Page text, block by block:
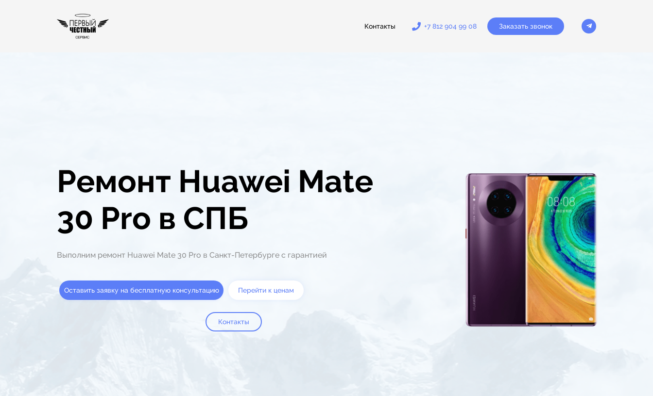
Контакты +7 812 904 99 08 Заказать звонок
Ремонт Huawei Mate
30 Pro в СПБ
Выполним ремонт Huawei Mate 30 Pro в Санкт-Петербурге с гарантией
Оставить заявку на бесплатную консультацию Перейти к ценам
Контакты